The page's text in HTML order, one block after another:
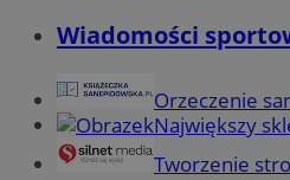
Wiadomości
Orzeczenie
Największy
Tworzenie